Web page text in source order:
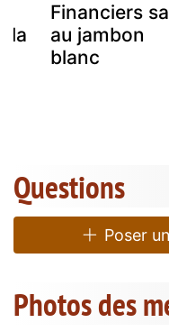
la
Financiers
au jambon
blanc
Questions
Poser
Photos des